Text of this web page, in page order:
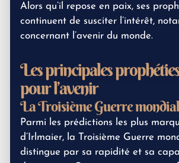
Alors qu’il repose en paix, ses
continuent de susciter l’intérêt,
concernant l’avenir du monde.
Les principales
pour l’avenir
La Troisième Guerre
Parmi les prédictions les plus
d’Irlmaier, la Troisième Guerre
distingue par sa rapidité et sa